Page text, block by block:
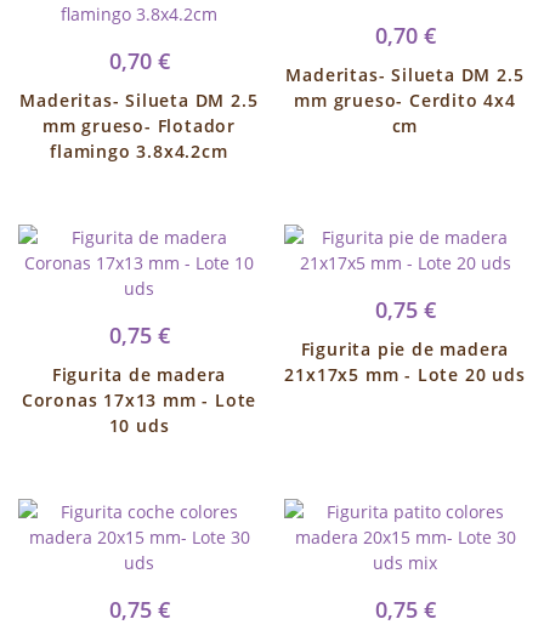
0,70 €
Maderitas- Silueta DM 2.5
mm grueso- Flotador
flamingo 3.8x4.2cm
0,70 €
Maderitas- Silueta DM 2.5
mm grueso- Cerdito 4x4
cm
0,75 €
Figurita de madera
Coronas 17x13 mm - Lote
10 uds
0,75 €
Figurita pie de madera
21x17x5 mm - Lote 20 uds
0,75 € 0,75 €